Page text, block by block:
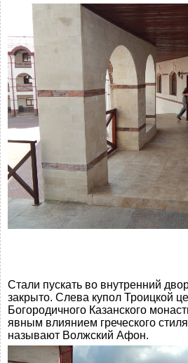
Стали пускать во внутренний
закрыто. Слева купол Троицкой
Богородичного Казанского
явным влиянием греческого
называют Волжский Афон.